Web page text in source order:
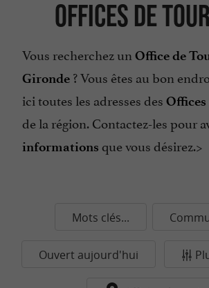
Offices de
Vous recherchez un Office de
Gironde ? Vous êtes au bon
ici toutes les adresses des
de la région. Contactez-les pour
informations que vous désirez.>
Mots clés...
Ouvert aujourd'hui